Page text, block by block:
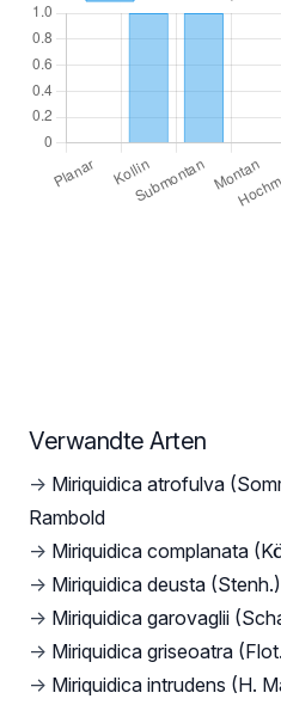
Verwandte Arten
→ Miriquidica atrofulva
Rambold
→ Miriquidica complanata
→ Miriquidica deusta
→ Miriquidica garovaglii
→ Miriquidica griseoatra
→ Miriquidica intrudens (H.